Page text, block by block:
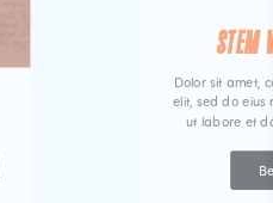
STEM
Dolor sit amet,
elit, sed do eius
ut labore et